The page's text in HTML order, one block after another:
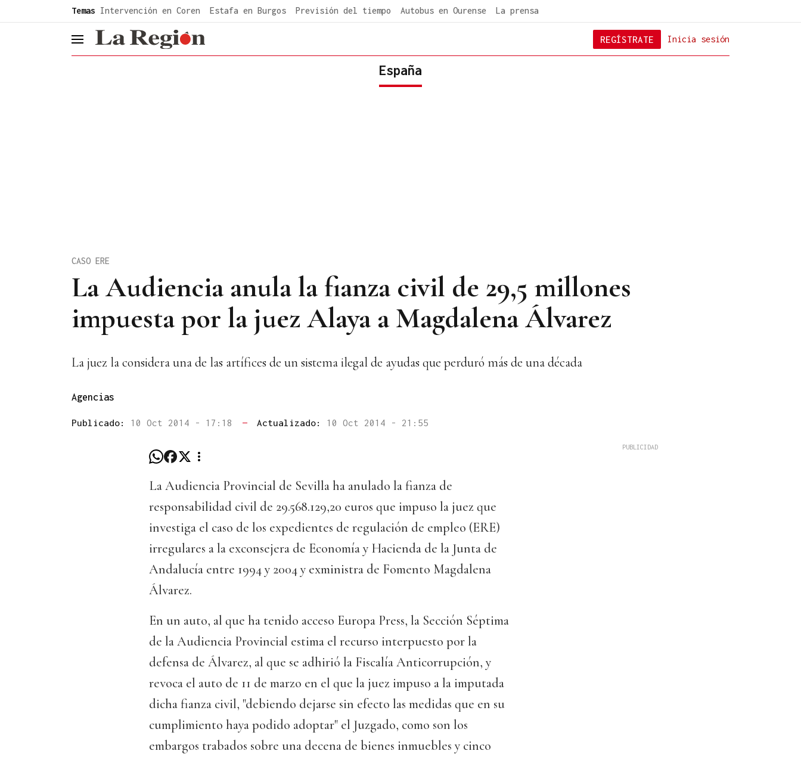
Temas Intervención en Coren Estafa en Burgos Previsión del tiempo Autobus en Ourense La prensa
header.menu.open Inicia sesión
REGÍSTRATE
España
La Audiencia anula la fianza civil de 29,5 millones
impuesta por la juez Alaya a Magdalena Álvarez
CASO ERE
La juez la considera una de las artífices de un sistema ilegal de ayudas que perduró más de una década
Agencias
Publicado: 10 Oct 2014 - 17:18 — Actualizado: 10 Oct 2014 - 21:55
La Audiencia Provincial de Sevilla ha anulado la fianza de
responsabilidad civil de 29.568.129,20 euros que impuso la juez que
investiga el caso de los expedientes de regulación de empleo (ERE)
irregulares a la exconsejera de Economía y Hacienda de la Junta de
Andalucía entre 1994 y 2004 y exministra de Fomento Magdalena
Álvarez.
En un auto, al que ha tenido acceso Europa Press, la Sección Séptima
de la Audiencia Provincial estima el recurso interpuesto por la
defensa de Álvarez, al que se adhirió la Fiscalía Anticorrupción, y
revoca el auto de 11 de marzo en el que la juez impuso a la imputada
dicha fianza civil, "debiendo dejarse sin efecto las medidas que en su
cumplimiento haya podido adoptar" el Juzgado, como son los
embargos trabados sobre una decena de bienes inmuebles y cinco